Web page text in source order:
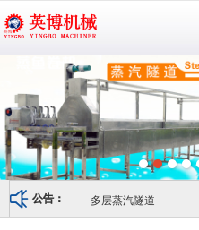
走进英博 公司实力
销售网络
服务支持 联系我们
公告： 多层蒸汽隧道